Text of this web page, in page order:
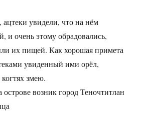
увидели, что на нём
и очень этому обрадовались,
их пищей. Как хорошая примета
увиденный ими орёл,
змею.
возник город Теночтитлан